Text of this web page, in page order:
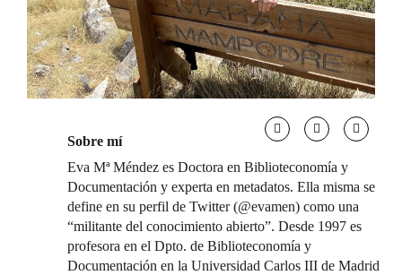
Sobre mí
Eva Mª Méndez es Doctora en Biblioteconomía y
Documentación y experta en metadatos. Ella misma se
define en su perfil de Twitter (@evamen) como una
“militante del conocimiento abierto”. Desde 1997 es
profesora en el Dpto. de Biblioteconomía y
Documentación en la Universidad Carlos III de Madrid